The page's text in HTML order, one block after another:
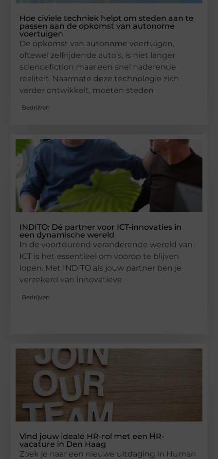
Hoe civiele techniek helpt om steden aan te
passen aan de opkomst van autonome
voertuigen
De opkomst van autonome voertuigen,
oftewel zelfrijdende auto’s, is niet langer
sciencefiction maar een snel naderende
realiteit. Naarmate deze technologie zich
verder ontwikkelt, moeten steden
Bedrijven
INDITO: Dé partner voor ICT-innovaties in
een dynamische wereld
In de voortdurend veranderende wereld van
ICT is het essentieel om voorop te blijven
lopen. Met INDITO als jouw partner ben je
verzekerd van innovatieve
Bedrijven
Vind jouw ideale HR-rol met een HR-
vacature in Den Haag
Zoek je naar een nieuwe uitdaging in Human